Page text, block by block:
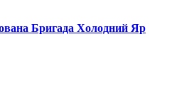
Бригада Холодний Яр